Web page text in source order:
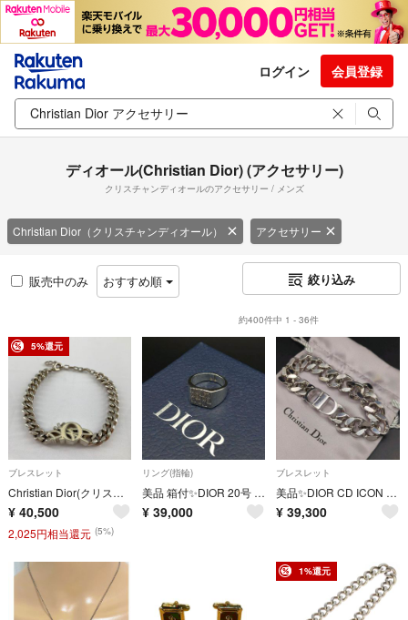
ログイン 会員登録
ディオール(Christian Dior) (アクセサリー)
クリスチャンディオールのアクセサリー / メンズ
Christian Dior（クリスチャンディオール） アクセサリー
販売中のみ おすすめ順 絞り込み
約400件中 1 - 36件
5%還元
ブレスレット
Christian Dior(クリスチャン・ディオール） カクタス ジャック チェーンリンク ブレスレット シルバー
¥ 40,500
2,025円相当還元 (5%)
リング(指輪)
美品 箱付✨DIOR 20号 サイズ M オブリークシグネットリング 925
¥ 39,000
ブレスレット
美品✨DIOR CD ICON チェーンリンク ブレスレット シルバー 喜平
¥ 39,300
1%還元